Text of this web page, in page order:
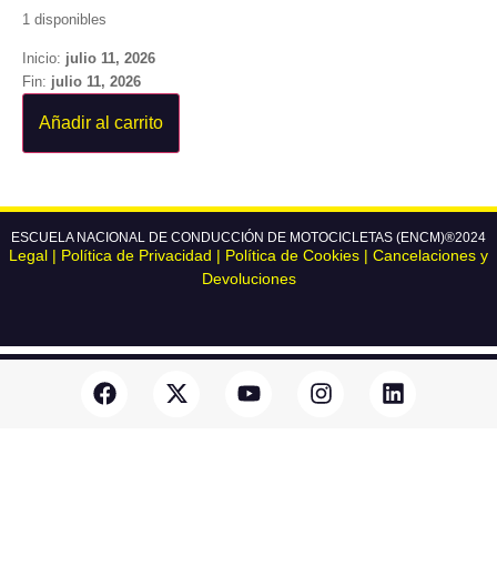
1 disponibles
Inicio: julio 11, 2026
Fin: julio 11, 2026
Añadir al carrito
ESCUELA NACIONAL DE CONDUCCIÓN DE MOTOCICLETAS (ENCM)®2024
Legal | Política de Privacidad | Política de Cookies | Cancelaciones y
Devoluciones